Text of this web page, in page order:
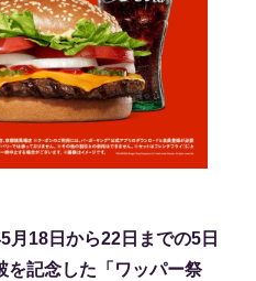
月18日から22日までの5日
を記念した「ワッパー祭